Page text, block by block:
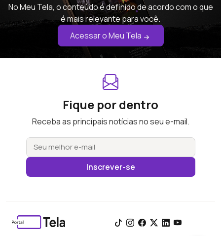
No Meu Tela, o conteúdo é definido de acordo com o que
é mais relevante para você.
Acessar o Meu Tela
Fique por dentro
Receba as principais notícias no seu e-mail.
Inscrever-se